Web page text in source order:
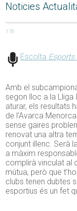
Noticies
178
Escolta Esports
Amb el
segon lloc a la
aturar, els resultats
de l’Avarca
sense gaires
renovat una altra
conjunt illenc. Serà
a màxim
complirà vinculat al
mútua, però que
clubs tenen dubtes
esportius és un fet